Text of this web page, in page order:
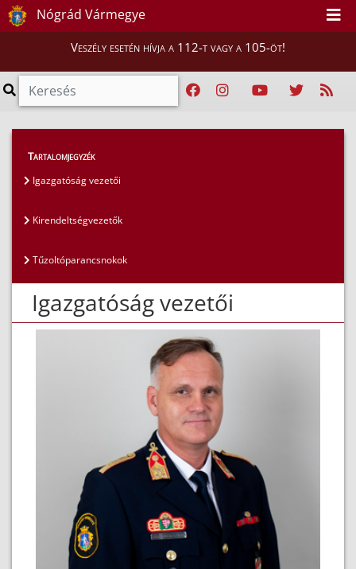
Nógrád Vármegye
Veszély esetén hívja a 112-t vagy a 105-öt!
Magunkról
Igazgatóság vezetői
Tartalomjegyzék
Igazgatóság vezetői
Kirendeltségvezetők
Tűzoltóparancsnokok
Igazgatóság vezetői